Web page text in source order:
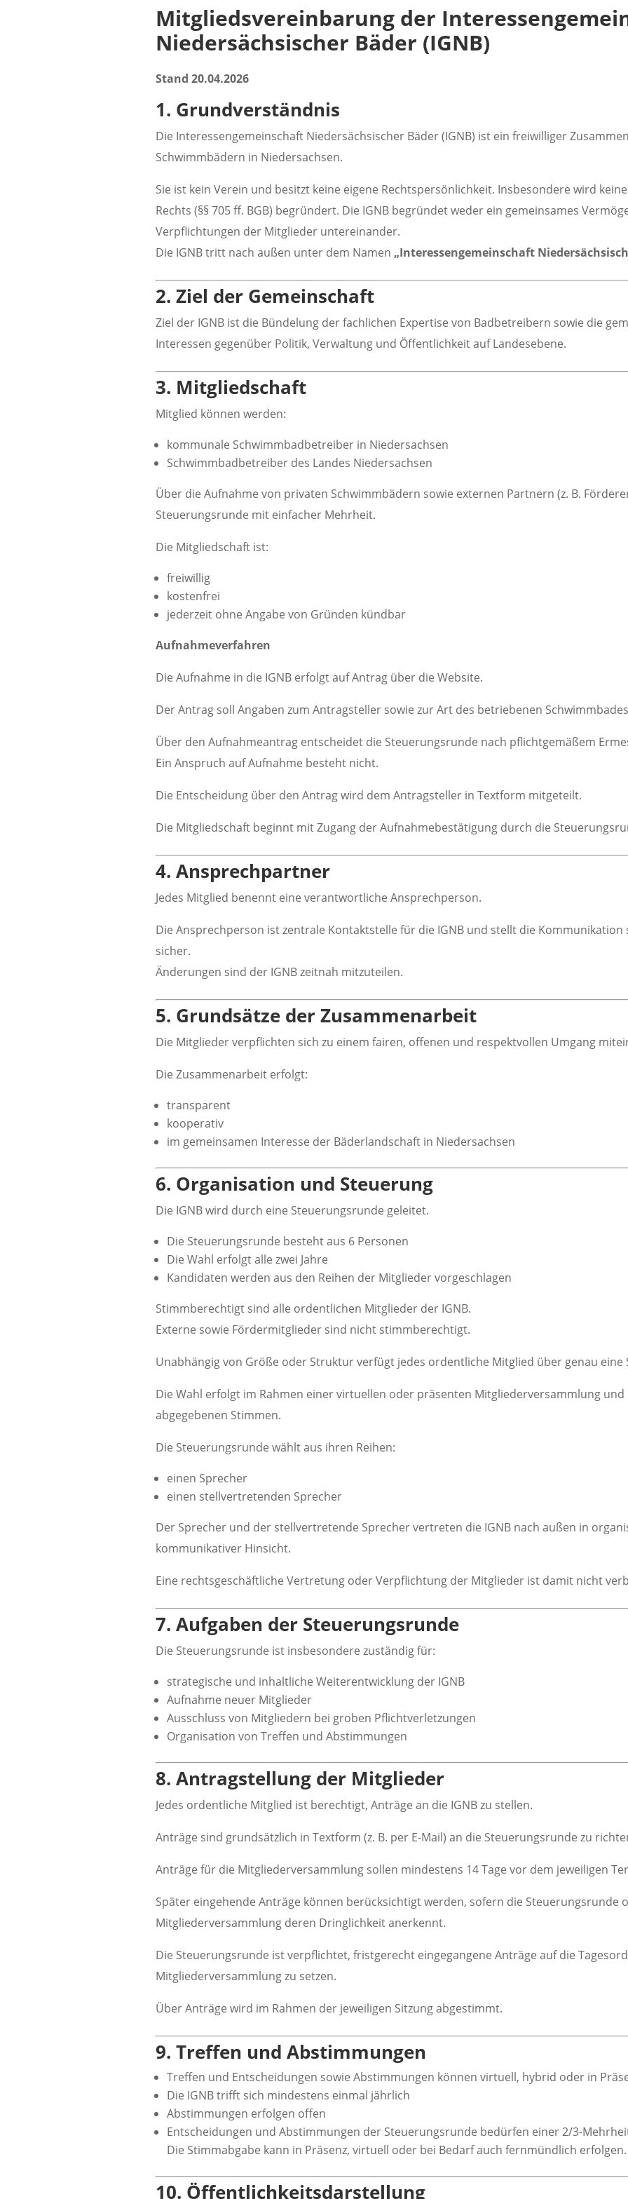
Mitgliedsvereinbarung der
Niedersächsischer Bäder (IGNB)
Stand 20.04.2026
1. Grundverständnis
Die Interessengemeinschaft Niedersächsischer Bäder (IGNB) ist ein freiwilliger
Schwimmbädern in Niedersachsen.
Sie ist kein Verein und besitzt keine eigene Rechtspersönlichkeit. Insbesondere wird
Rechts (§§ 705 ff. BGB) begründert. Die IGNB begründet weder ein gemeinsames
Verpflichtungen der Mitglieder untereinander.
Die IGNB tritt nach außen unter dem Namen „Interessengemeinschaft
2. Ziel der Gemeinschaft
Ziel der IGNB ist die Bündelung der fachlichen Expertise von Badbetreibern sowie die
Interessen gegenüber Politik, Verwaltung und Öffentlichkeit auf Landesebene.
3. Mitgliedschaft
Mitglied können werden:
kommunale Schwimmbadbetreiber in Niedersachsen
Schwimmbadbetreiber des Landes Niedersachsen
Über die Aufnahme von privaten Schwimmbädern sowie externen Partnern (z. B.
Steuerungsrunde mit einfacher Mehrheit.
Die Mitgliedschaft ist:
freiwillig
kostenfrei
jederzeit ohne Angabe von Gründen kündbar
Aufnahmeverfahren
Die Aufnahme in die IGNB erfolgt auf Antrag über die Website.
Der Antrag soll Angaben zum Antragsteller sowie zur Art des betriebenen
Über den Aufnahmeantrag entscheidet die Steuerungsrunde nach pflichtgemäßem
Ein Anspruch auf Aufnahme besteht nicht.
Die Entscheidung über den Antrag wird dem Antragsteller in Textform mitgeteilt.
Die Mitgliedschaft beginnt mit Zugang der Aufnahmebestätigung durch die
4. Ansprechpartner
Jedes Mitglied benennt eine verantwortliche Ansprechperson.
Die Ansprechperson ist zentrale Kontaktstelle für die IGNB und stellt die
sicher.
Änderungen sind der IGNB zeitnah mitzuteilen.
5. Grundsätze der Zusammenarbeit
Die Mitglieder verpflichten sich zu einem fairen, offenen und respektvollen Umgang
Die Zusammenarbeit erfolgt:
transparent
kooperativ
im gemeinsamen Interesse der Bäderlandschaft in Niedersachsen
6. Organisation und Steuerung
Die IGNB wird durch eine Steuerungsrunde geleitet.
Die Steuerungsrunde besteht aus 6 Personen
Die Wahl erfolgt alle zwei Jahre
Kandidaten werden aus den Reihen der Mitglieder vorgeschlagen
Stimmberechtigt sind alle ordentlichen Mitglieder der IGNB.
Externe sowie Fördermitglieder sind nicht stimmberechtigt.
Unabhängig von Größe oder Struktur verfügt jedes ordentliche Mitglied über genau eine
Die Wahl erfolgt im Rahmen einer virtuellen oder präsenten Mitgliederversammlung
abgegebenen Stimmen.
Die Steuerungsrunde wählt aus ihren Reihen:
einen Sprecher
einen stellvertretenden Sprecher
Der Sprecher und der stellvertretende Sprecher vertreten die IGNB nach außen in
kommunikativer Hinsicht.
Eine rechtsgeschäftliche Vertretung oder Verpflichtung der Mitglieder ist damit nicht
7. Aufgaben der Steuerungsrunde
Die Steuerungsrunde ist insbesondere zuständig für:
strategische und inhaltliche Weiterentwicklung der IGNB
Aufnahme neuer Mitglieder
Ausschluss von Mitgliedern bei groben Pflichtverletzungen
Organisation von Treffen und Abstimmungen
8. Antragstellung der Mitglieder
Jedes ordentliche Mitglied ist berechtigt, Anträge an die IGNB zu stellen.
Anträge sind grundsätzlich in Textform (z. B. per E-Mail) an die Steuerungsrunde zu
Anträge für die Mitgliederversammlung sollen mindestens 14 Tage vor dem jeweiligen
Später eingehende Anträge können berücksichtigt werden, sofern die Steuerungsrunde
Mitgliederversammlung deren Dringlichkeit anerkennt.
Die Steuerungsrunde ist verpflichtet, fristgerecht eingegangene Anträge auf die
Mitgliederversammlung zu setzen.
Über Anträge wird im Rahmen der jeweiligen Sitzung abgestimmt.
9. Treffen und Abstimmungen
Treffen und Entscheidungen sowie Abstimmungen können virtuell, hybrid oder in
Die IGNB trifft sich mindestens einmal jährlich
Abstimmungen erfolgen offen
Entscheidungen und Abstimmungen der Steuerungsrunde bedürfen einer 2/3-
Die Stimmabgabe kann in Präsenz, virtuell oder bei Bedarf auch fernmündlich erfolgen.
10. Öffentlichkeitsdarstellung